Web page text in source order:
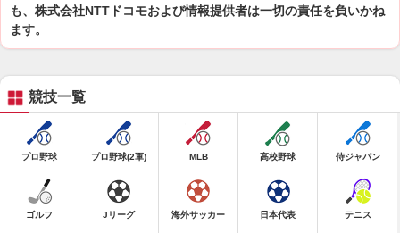
も、株式会社NTTドコモおよび情報提供者は一切の責任を負いかね
ます。
競技一覧
プロ野球 プロ野球(2軍) MLB 高校野球 侍ジャパン
ゴルフ Jリーグ 海外サッカー 日本代表 テニス